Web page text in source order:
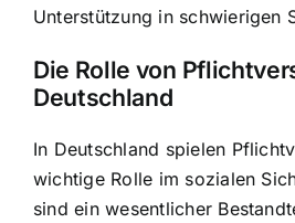
Unterstützung in schwierigen
Die Rolle von
Deutschland
In Deutschland spielen
wichtige Rolle im sozialen
sind ein wesentlicher